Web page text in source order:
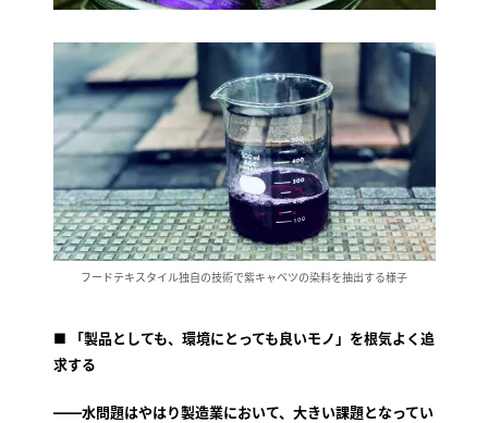
フードテキスタイル独自の技術で紫キャベツの染料を抽出する様子
■
「製品としても、環境にとっても良いモノ」を根気よく追
求する
――水問題はやはり製造業において、大きい課題となってい